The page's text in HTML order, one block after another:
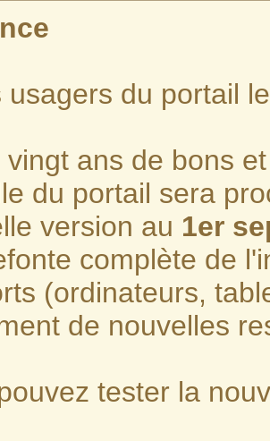
usagers du portail
vingt ans de bons
du portail sera
version au 1er
complète de
(ordinateurs,
de nouvelles
tester la